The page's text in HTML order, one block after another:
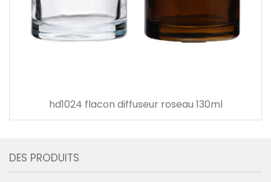
hd1024 flacon diffuseur roseau 130ml
DES PRODUITS